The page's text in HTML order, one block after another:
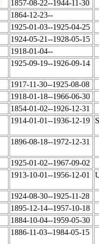
1857-08-22--1944-11-30
1864-12-23--
1925-01-03--1925-04-25
1924-05-21--1928-05-15
1918-01-04--
1925-09-19--1926-09-14
1917-11-30--1925-08-08
1918-01-18--1966-06-30
1854-01-02--1926-12-31
1914-01-01--1936-12-19
1896-08-18--1972-12-31
1925-01-02--1967-09-02
1913-10-01--1956-12-01
1924-08-30--1925-11-28
1895-12-14--1957-10-18
1884-10-04--1959-05-30
1886-11-03--1984-05-15